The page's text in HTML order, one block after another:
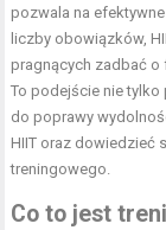
pozwala na
liczby obowiązków,
pragnących zadbać o
To podejście nie
do poprawy
HIIT oraz dowiedzieć
treningowego.
Co to jest